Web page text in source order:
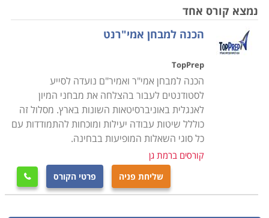
שמעוניין לשפר את הציון יכול לגשת בנפרד למבחן אמי"ר
לימודים גבוהים מחייבים את כולנו ללמוד שעות על גבי
שעות, לחרוש למבחנים, להשתתף בשלל קורסים והרצאות
ולהגיש עבודות אין ספור. אין ספק שהתחייבויות אלו יכולות
להיות מתישות ולעתים גם בלתי נגמרות, אבל הידיעה
שאנחנו לומדים תחום שמעניין אותנו מסייעת לנו לגבור על
הקשיים הזמניים למען עתיד טוב יותר.
העניין הוא שלימודים אלו פעמים רבות מחייבים גם
השתתפות בקורסים שלא כל כך מדביקים אותנו אל הכיסא
ועוסקים בנושאים שאנחנו ממש לא רוצים אפילו לשמוע
עליהם. כך לדוגמה קורס אנגלית, שאותו חייבים לעבור כל
נמצא קורס אחד
הכנה למבחן אמי"רנט
TopPrep
הכנה למבחן אמי"ר ואמיר"ם נועדה לסייע
לסטודנטים לעבור בהצלחה את מבחני המיון
לאנגלית באוניברסיטאות השונות בארץ. מסלול זה
כוללל שיטות עבודה יעילות ומוכחות להתמודדות עם
כל סוגי השאלות המופיעות בבחינה.
קורסים ברמת גן
שליחת פניה פרטי הקורס 